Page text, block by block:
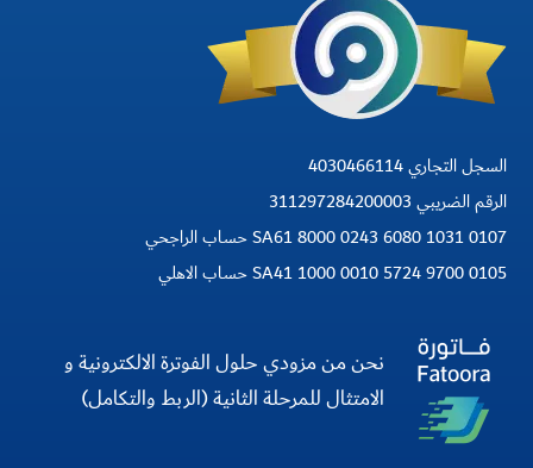
السجل التجاري 4030466114
الرقم الضريبي 311297284200003
SA61 8000 0243 6080 1031 0107 حساب الراجحي
SA41 1000 0010 5724 9700 0105 حساب الاهلي
نحن من مزودي حلول الفوترة الالكترونية و
الامتثال للمرحلة الثانية (الربط والتكامل)